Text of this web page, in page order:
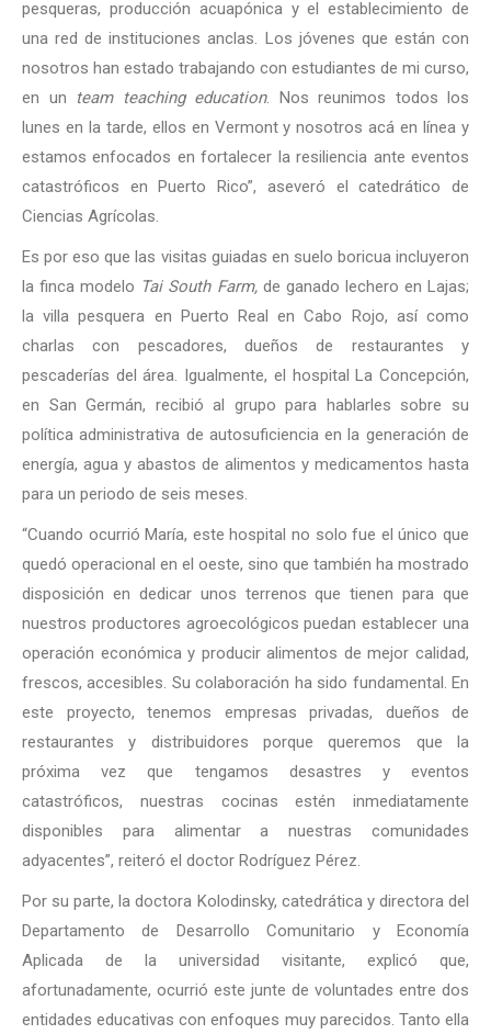
pesqueras, producción acuapónica y el establecimiento de
una red de instituciones anclas. Los jóvenes que están con
nosotros han estado trabajando con estudiantes de mi curso,
en un
team teaching education. Nos reunimos todos los
lunes en la tarde, ellos en Vermont y nosotros acá en línea y
estamos enfocados en fortalecer la resiliencia ante eventos
catastróficos en Puerto Rico”, aseveró el catedrático de
Ciencias Agrícolas.
Es por eso que las visitas guiadas en suelo boricua incluyeron
la finca modelo Tai South Farm,de ganado lechero en Lajas;
la villa pesquera en Puerto Real en Cabo Rojo, así como
charlas con pescadores, dueños de restaurantes y
pescaderías del área. Igualmente, el hospital La Concepción,
en San Germán, recibió al grupo para hablarles sobre su
política administrativa de autosuficiencia en la generación de
energía, agua y abastos de alimentos y medicamentos hasta
para un periodo de seis meses.
“Cuando ocurrió María, este hospital no solo fue el único que
quedó operacional en el oeste, sino que también ha mostrado
disposición en dedicar unos terrenos que tienen para que
nuestros productores agroecológicos puedan establecer una
operación económica y producir alimentos de mejor calidad,
frescos, accesibles. Su colaboración ha sido fundamental. En
este proyecto, tenemos empresas privadas, dueños de
restaurantes y distribuidores porque queremos que la
próxima vez que tengamos desastres y eventos
catastróficos, nuestras cocinas estén inmediatamente
disponibles para alimentar a nuestras comunidades
adyacentes”, reiteró el doctor Rodríguez Pérez.
Por su parte, la doctora Kolodinsky, catedrática y directora del
Departamento de Desarrollo Comunitario y Economía
Aplicada de la universidad visitante, explicó que,
afortunadamente, ocurrió este junte de voluntades entre dos
entidades educativas con enfoques muy parecidos. Tanto ella